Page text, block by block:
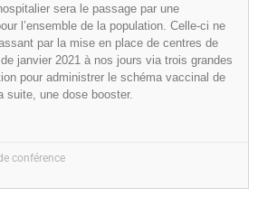
sera le passage par une
l’ensemble de la population. Celle-ci ne
par la mise en place de centres de
janvier 2021 à nos jours via trois grandes
pour administrer le schéma vaccinal de
suite, une dose booster.
conférence